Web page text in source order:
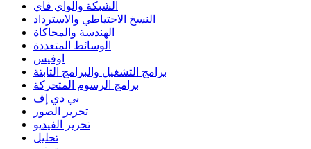
الشبكة والواي فاي
النسخ الاحتياطي والاسترداد
الهندسة والمحاكاة
الوسائط المتعددة
اوفيس
برامج التشغيل والبرامج الثابتة
برامج الرسوم المتحركة
بي دي إف
تحرير الصور
تحرير الفيديو
تحليل